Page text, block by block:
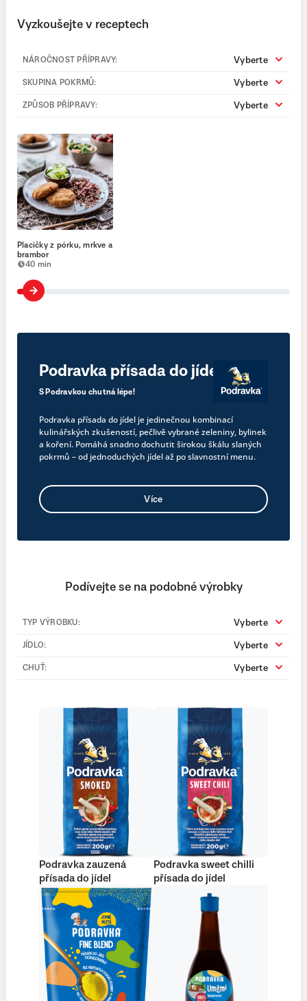
Vyzkoušejte v receptech
NÁROČNOST PŘÍPRAVY: Vyberte
SKUPINA POKRMŮ: Vyberte
ZPŮSOB PŘÍPRAVY: Vyberte
Placičky z pórku, mrkve a
brambor
40 min
Podravka přísada do jídel
S Podravkou chutná lépe!
Podravka přísada do jídel je jedinečnou kombinací
kulinářských zkušeností, pečlivě vybrané zeleniny, bylinek
a koření. Pomáhá snadno dochutit širokou škálu slaných
pokrmů – od jednoduchých jídel až po slavnostní menu.
Více
Podívejte se na podobné výrobky
TYP VÝROBKU: Vyberte
JÍDLO: Vyberte
CHUŤ: Vyberte
Podravka zauzená
přísada do jídel
Podravka sweet chilli
přísada do jídel